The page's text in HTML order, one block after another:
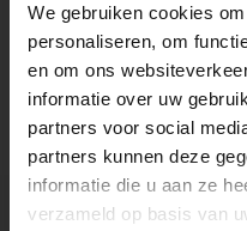
We gebruiken cookies
personaliseren, om
en om ons
informatie over uw
partners voor social
partners kunnen deze
informatie die u aan ze
verzameld op basis van
MELD
10%
.